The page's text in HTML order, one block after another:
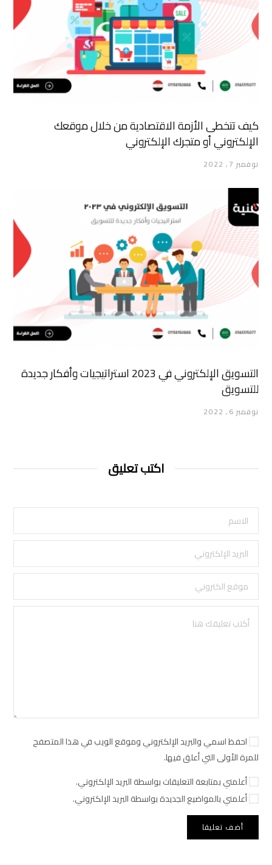
كيف تتخطى الأزمة الاقتصادية من خلال موقعك
الإلكتروني أو متجرك الإلكتروني
نوفمبر 7, 2022
التسويق الإلكتروني في 2023 استراتيجيات وأفكار جديدة
للتسويق
نوفمبر 6, 2022
اكتب تعليق
احفظ اسمي والبريد الإلكتروني وموقع الويب في هذا المتصفح
للمرة الأولى التي أعلق فيها.
أعلمني بمتابعة التعليقات بواسطة البريد الإلكتروني.
أعلمني بالمواضيع الجديدة بواسطة البريد الإلكتروني.